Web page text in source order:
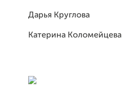
Дарья Круглова
Катерина Коломейцева